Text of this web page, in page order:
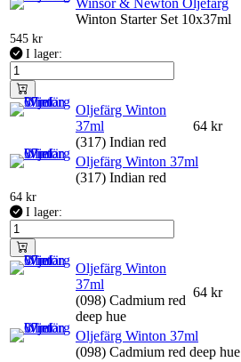
Winton Starter Set 10x37ml
545 kr
I lager:
Oljefärg Winton
37ml
(317) Indian red
64 kr
Oljefärg Winton 37ml
(317) Indian red
64 kr
I lager:
Oljefärg Winton
37ml
(098) Cadmium red
deep hue
64 kr
Oljefärg Winton 37ml
(098) Cadmium red deep hue